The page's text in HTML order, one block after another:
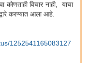
विचार नाही, याचा
करण्यात आला आहे.
1252541165083127